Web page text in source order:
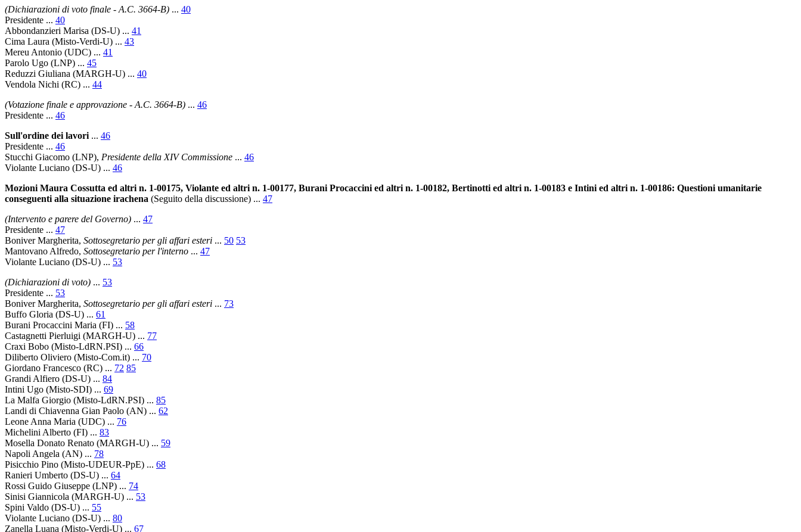
(Dichiarazioni di voto finale - A.C. 3664-B) ... 40
Presidente ... 40
Abbondanzieri Marisa (DS-U) ... 41
Cima Laura (Misto-Verdi-U) ... 43
Mereu Antonio (UDC) ... 41
Parolo Ugo (LNP) ... 45
Reduzzi Giuliana (MARGH-U) ... 40
Vendola Nichi (RC) ... 44
(Votazione finale e approvazione - A.C. 3664-B) ... 46
Presidente ... 46
Sull'ordine dei lavori ... 46
Presidente ... 46
Stucchi Giacomo (LNP), Presidente della XIV Commissione ... 46
Violante Luciano (DS-U) ... 46
Mozioni Maura Cossutta ed altri n. 1-00175, Violante ed altri n. 1-00177, Burani Procaccini ed altri n. 1-00182, Bertinotti ed altri n. 1-00183 e Intini ed altri n. 1-00186: Questioni umanitarie
conseguenti alla situazione irachena (Seguito della discussione) ... 47
(Intervento e parere del Governo) ... 47
Presidente ... 47
Boniver Margherita, Sottosegretario per gli affari esteri ... 50 53
Mantovano Alfredo, Sottosegretario per l'interno ... 47
Violante Luciano (DS-U) ... 53
(Dichiarazioni di voto) ... 53
Presidente ... 53
Boniver Margherita, Sottosegretario per gli affari esteri ... 73
Buffo Gloria (DS-U) ... 61
Burani Procaccini Maria (FI) ... 58
Castagnetti Pierluigi (MARGH-U) ... 77
Craxi Bobo (Misto-LdRN.PSI) ... 66
Diliberto Oliviero (Misto-Com.it) ... 70
Giordano Francesco (RC) ... 72 85
Grandi Alfiero (DS-U) ... 84
Intini Ugo (Misto-SDI) ... 69
La Malfa Giorgio (Misto-LdRN.PSI) ... 85
Landi di Chiavenna Gian Paolo (AN) ... 62
Leone Anna Maria (UDC) ... 76
Michelini Alberto (FI) ... 83
Mosella Donato Renato (MARGH-U) ... 59
Napoli Angela (AN) ... 78
Pisicchio Pino (Misto-UDEUR-PpE) ... 68
Ranieri Umberto (DS-U) ... 64
Rossi Guido Giuseppe (LNP) ... 74
Sinisi Giannicola (MARGH-U) ... 53
Spini Valdo (DS-U) ... 55
Violante Luciano (DS-U) ... 80
Zanella Luana (Misto-Verdi-U) ... 67